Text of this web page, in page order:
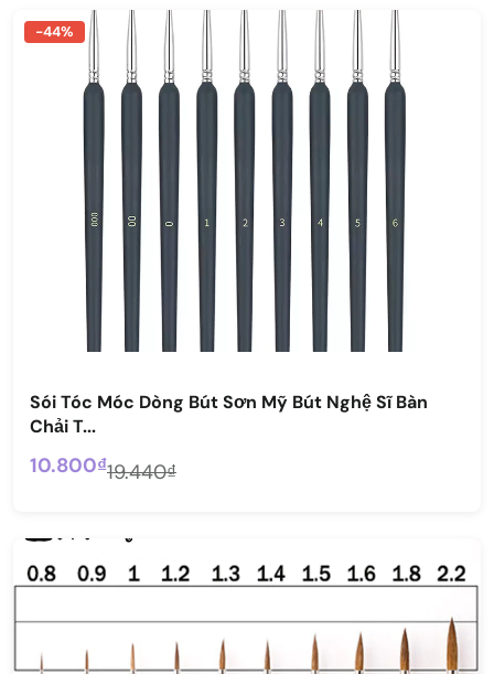
-44%
Sói Tóc Móc Dòng Bút Sơn Mỹ Bút Nghệ Sĩ Bàn
Chải T...
10.800₫19.440₫